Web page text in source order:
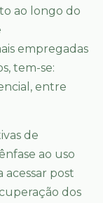
ao longo do
empregadas
tem-se:
entre
de
ao uso
post
dos